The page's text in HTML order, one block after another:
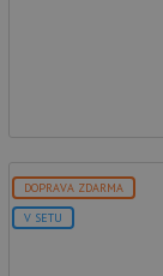
DOPRAVA ZDARMA
V SETU